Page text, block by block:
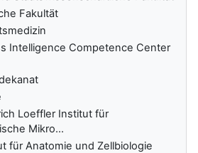
Fakultät
Intelligence Competence Center
Loeffler Institut für
Mikro...
für Anatomie und Zellbiologie